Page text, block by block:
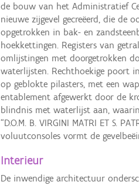
de bouw van het Administratief
nieuwe zijgevel gecreëerd, die de
opgetrokken in bak- en
hoekkettingen. Registers van
omlijstingen met doorgetrokken
waterlijsten. Rechthoekige poort
op geblokte pilasters, met een
entablement afgewerkt door de
blindnis met waterlijst aan,
“D.O.M. B. VIRGINI MATRI ET S.
voluutconsoles vormt de
Interieur
De inwendige architectuur